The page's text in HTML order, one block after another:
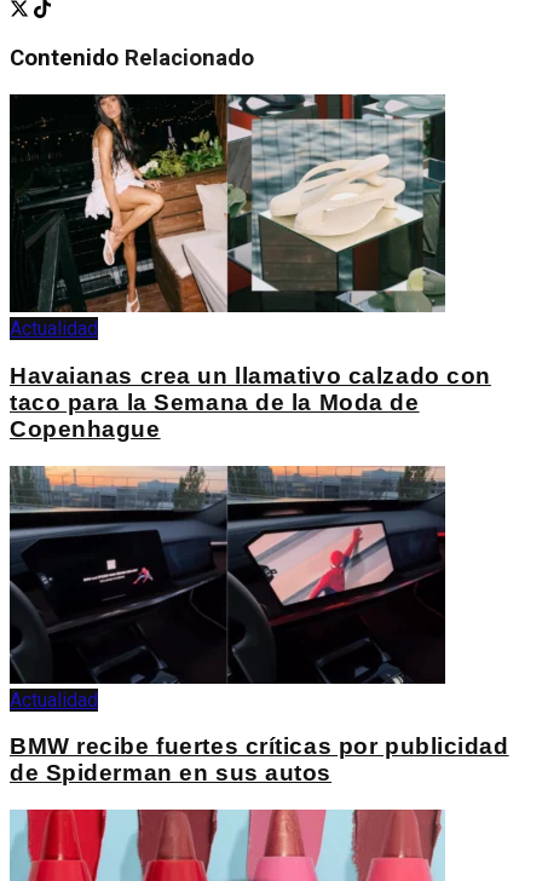
Contenido Relacionado
Actualidad
Havaianas crea un llamativo calzado con
taco para la Semana de la Moda de
Copenhague
Actualidad
BMW recibe fuertes críticas por publicidad
de Spiderman en sus autos